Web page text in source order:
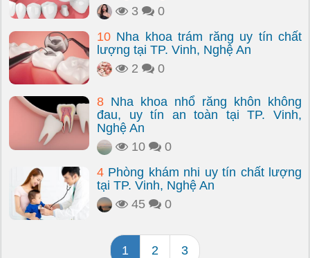
3
0
10 Nha khoa trám răng uy tín chất
lượng tại TP. Vinh, Nghệ An
2
0
8 Nha khoa nhổ răng khôn không
đau, uy tín an toàn tại TP. Vinh,
Nghệ An
10
0
4 Phòng khám nhi uy tín chất lượng
tại TP. Vinh, Nghệ An
45
0
1 2 3